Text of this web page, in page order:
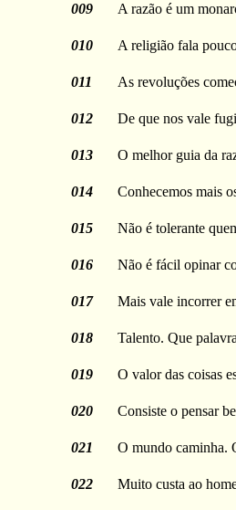
009 A razão é um
010 A religião fala
011 As revoluções
012 De que nos vale
013 O melhor guia da
014 Conhecemos mais
015 Não é tolerante
016 Não é fácil opinar
017 Mais vale incorrer
018 Talento. Que
019 O valor das coisas
020 Consiste o pensar
021 O mundo caminha.
022 Muito custa ao